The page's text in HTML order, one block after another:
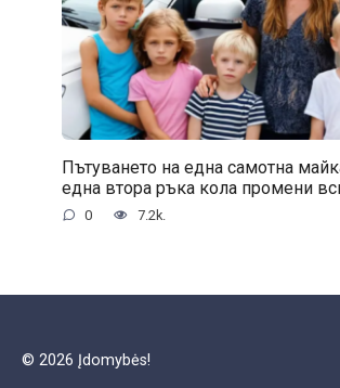
Пътуването на една самотна
една втора ръка кола промени
0 7.2k.
© 2026 Įdomybės!